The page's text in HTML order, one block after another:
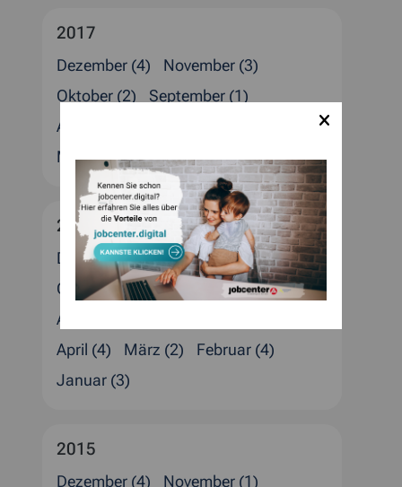
2017
Dezember (4)
November (3)
Oktober (2)
September (1)
August (1)
April (2)
März (1)
Februar (2) Januar (4)
2016
Dezember (5)
November (1)
Oktober (1)
September (1)
August (4)
April (4)
März (2)
Februar (4)
Januar (3)
2015
Dezember (4)
November (1)